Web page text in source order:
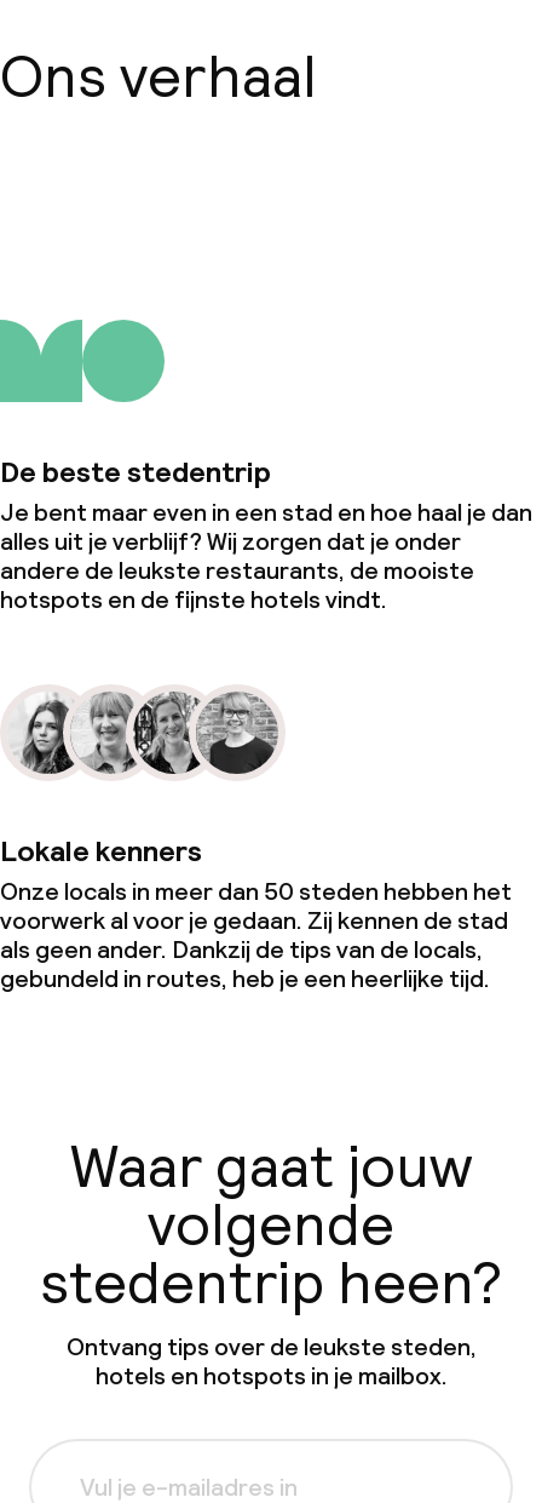
Ons verhaal
De beste stedentrip
Je bent maar even in een stad en hoe haal je dan
alles uit je verblijf? Wij zorgen dat je onder
andere de leukste restaurants, de mooiste
hotspots en de fijnste hotels vindt.
Lokale kenners
Onze locals in meer dan 50 steden hebben het
voorwerk al voor je gedaan. Zij kennen de stad
als geen ander. Dankzij de tips van de locals,
gebundeld in routes, heb je een heerlijke tijd.
Waar gaat jouw
volgende
stedentrip heen?
Ontvang tips over de leukste steden,
hotels en hotspots in je mailbox.